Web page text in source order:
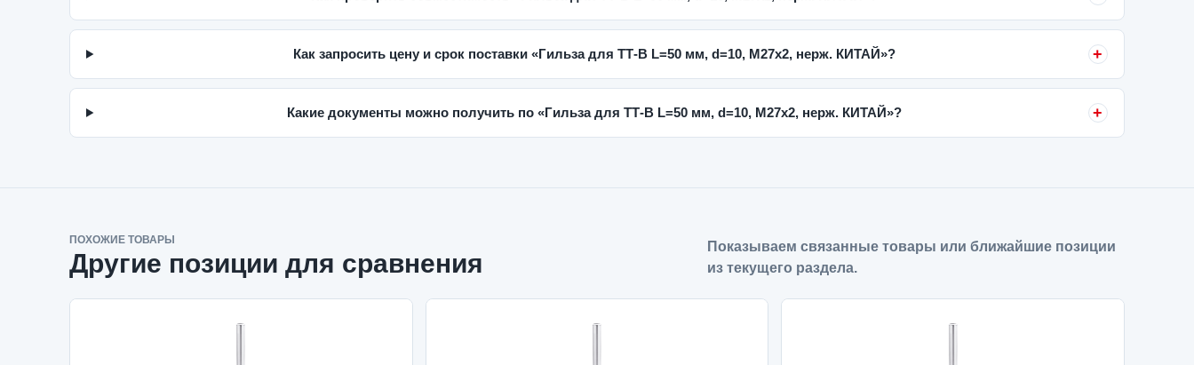
Как запросить цену и срок поставки «Гильза для ТТ-В L=50 мм, d=10, M27x2, нерж. КИТАЙ»?
Какие документы можно получить по «Гильза для ТТ-В L=50 мм, d=10, M27x2, нерж. КИТАЙ»?
ПОХОЖИЕ ТОВАРЫ
Другие позиции для сравнения
Показываем связанные товары или ближайшие позиции
из текущего раздела.